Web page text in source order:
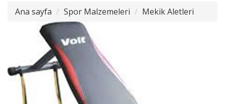
Ana sayfa Spor Malzemeleri Mekik Aletleri